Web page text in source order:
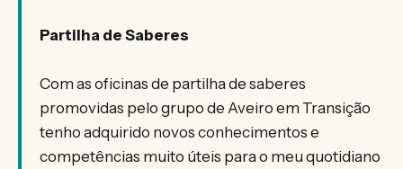
Partilha de Saberes
Com as oficinas de partilha de saberes
promovidas pelo grupo de Aveiro em Transição
tenho adquirido novos conhecimentos e
competências muito úteis para o meu quotidiano